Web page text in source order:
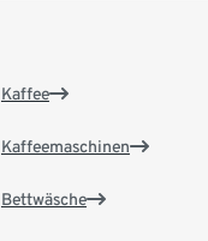
Kaffee
Kaffeemaschinen
Bettwäsche